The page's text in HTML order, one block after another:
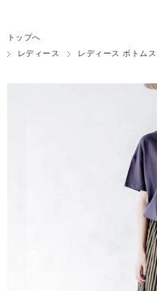
トップへ
レディース
レディース ボトムス